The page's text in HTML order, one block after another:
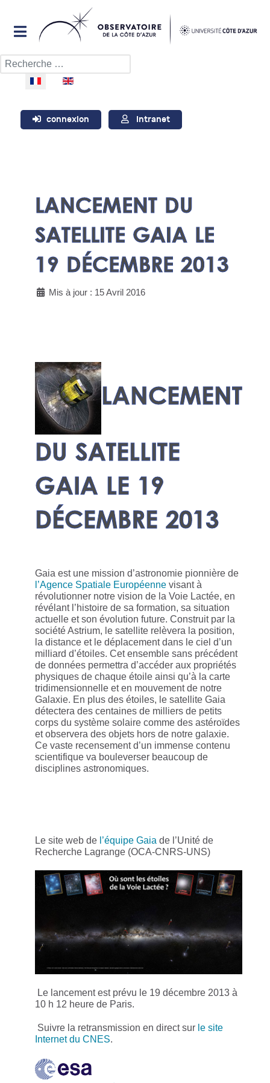
Rechercher
Sélectionnez votre langue
connexion Intranet
LANCEMENT DU
SATELLITE GAIA LE
19 DÉCEMBRE 2013
Mis à jour : 15 Avril 2016
LANCEMENT
DU SATELLITE
GAIA LE 19
DÉCEMBRE 2013
Gaia est une mission d’astronomie pionnière de
l’Agence Spatiale Européenne visant à
révolutionner notre vision de la Voie Lactée, en
révélant l’histoire de sa formation, sa situation
actuelle et son évolution future. Construit par la
société Astrium, le satellite relèvera la position,
la distance et le déplacement dans le ciel d’un
milliard d’étoiles. Cet ensemble sans précédent
de données permettra d’accéder aux propriétés
physiques de chaque étoile ainsi qu’à la carte
tridimensionnelle et en mouvement de notre
Galaxie. En plus des étoiles, le satellite Gaia
détectera des centaines de milliers de petits
corps du système solaire comme des astéroïdes
et observera des objets hors de notre galaxie.
Ce vaste recensement d’un immense contenu
scientifique va bouleverser beaucoup de
disciplines astronomiques.
Le site web de l’équipe Gaia de l’Unité de
Recherche Lagrange (OCA-CNRS-UNS)
Le lancement est prévu le 19 décembre 2013 à
10 h 12 heure de Paris.
Suivre la retransmission en direct sur le site
Internet du CNES.